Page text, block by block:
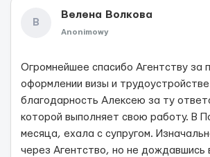
В
Велена Волкова
Anonimowy
Огромнейшее спасибо Агентству за
оформлении визы и
благодарность Алексею за ту
которой выполняет свою работу. В
месяца, ехала с супругом.
через Агентство, но не дождавшись